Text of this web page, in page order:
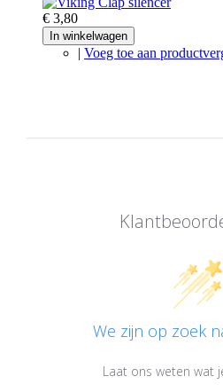
€ 3,80
In winkelwagen
| Voeg toe aan
We zijn op zoek
Laat ons weten wat